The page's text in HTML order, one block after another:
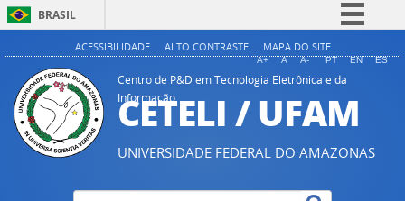
BRASIL
Simplifique!
Comunica BR
Participe
Acesso à informação
Legislação
Canais
ACESSIBILIDADE ALTO CONTRASTE MAPA DO SITE
A+ A A- PT EN ES
Centro de P&D em Tecnologia Eletrônica e da
Informação
CETELI / UFAM
UNIVERSIDADE FEDERAL DO AMAZONAS